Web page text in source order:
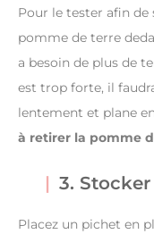
Pour le tester afin de
pomme de terre
a besoin de plus de
est trop forte, il
lentement et plane
à retirer la pomme
3.
Placez un pichet en